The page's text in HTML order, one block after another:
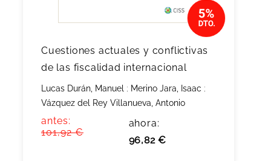
Cuestiones actuales y conflictivas
de las fiscalidad internacional
Lucas Durán, Manuel ; Merino Jara, Isaac ;
Vázquez del Rey Villanueva, Antonio
antes:
101,92 €
ahora:
96,82 €